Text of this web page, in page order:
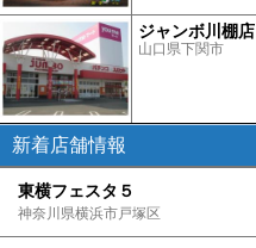
ジャンボ川棚店
山口県下関市
新着店舗情報
東横フェスタ５
神奈川県横浜市戸塚区